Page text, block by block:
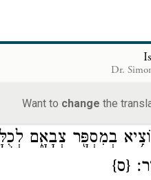
Dr.
Want to change the
ihr mich
בְמִסְפָּ֖ר צְבָאָ֑ם
{ס}